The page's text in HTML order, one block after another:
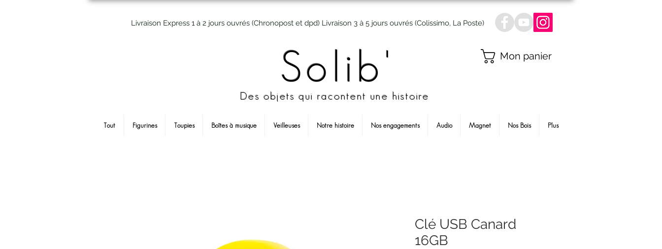
Livraison Express 1 à 2 jours ouvrés (Chronopost et dpd) Livraison 3 à 5 jours ouvrés (Colissimo, La Poste)
Solib'
Des objets qui racontent une histoire
Mon panier
Tout Figurines Toupies Boîtes à musique Veilleuses Notre histoire Nos engagements Audio Magnet Nos Bois Plus
Clé USB Canard
16GB